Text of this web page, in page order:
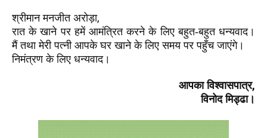
श्रीमान मनजीत अरोड़ा,
रात के खाने पर हमें आमंत्रित करने के लिए बहुत-बहुत धन्यवाद।
मैं तथा मेरी पत्नी आपके घर खाने के लिए समय पर पहुँच जाएंगे।
निमंत्रण के लिए धन्यवाद।
आपका विश्वासपात्र,
विनोद मिड्ढा।